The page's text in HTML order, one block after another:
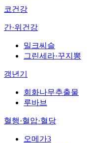
코건강
간·위건강
밀크씨슬
그린세라·꾸지뽕
갱년기
회화나무추출물
루바브
혈행·혈압·혈당
오메가3